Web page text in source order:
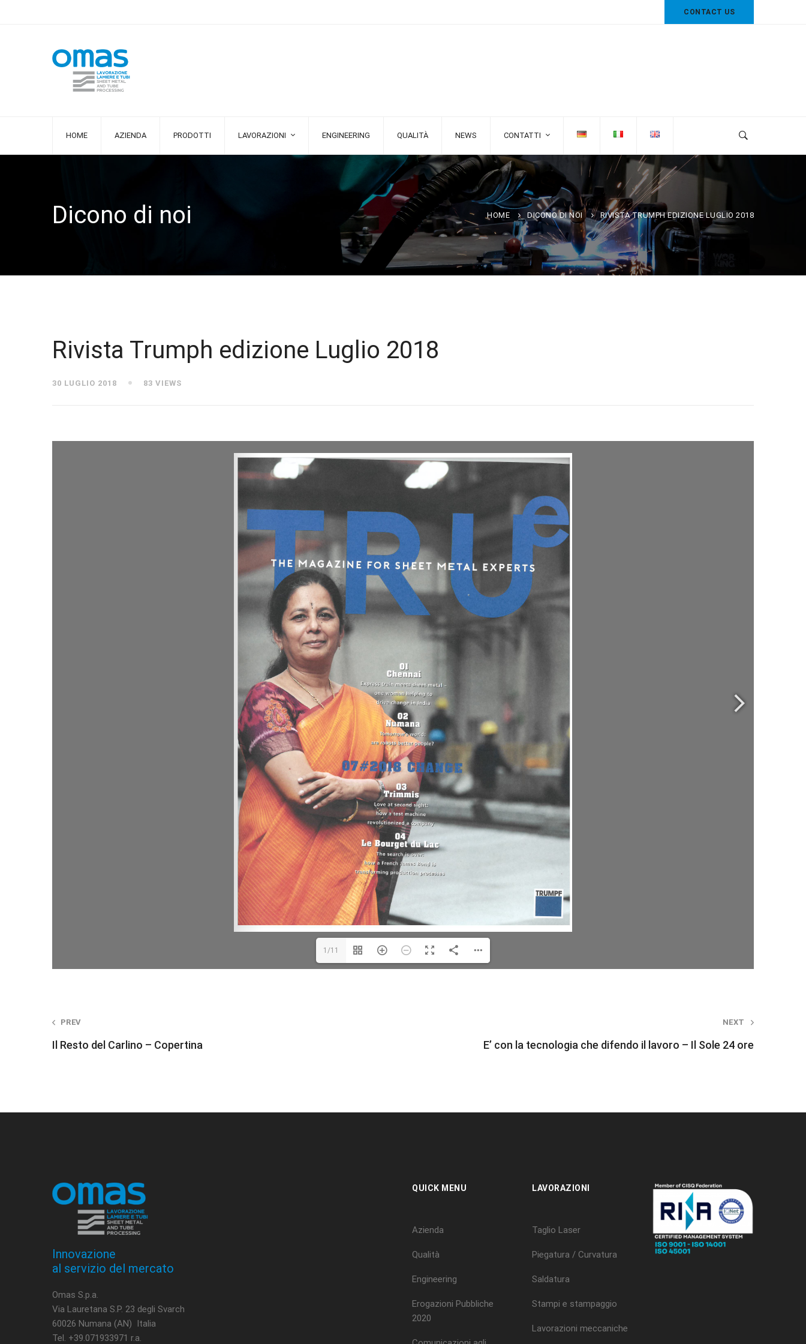
CONTACT US
HOME AZIENDA PRODOTTI LAVORAZIONI ENGINEERING QUALITÀ NEWS CONTATTI
Dicono di noi HOME DICONO DI NOI RIVISTA TRUMPH EDIZIONE LUGLIO 2018
Rivista Trumph edizione Luglio 2018
30 LUGLIO 2018 83 VIEWS
1/11
Post
navigation
PREV
Il Resto del Carlino – Copertina
NEXT
E’ con la tecnologia che difendo il lavoro – Il Sole 24 ore
Innovazione
al servizio del mercato
Omas S.p.a.
Via Lauretana S.P. 23 degli Svarch
60026 Numana (AN) Italia
Tel. +39.071933971 r.a.
QUICK MENU
Azienda
Qualità
Engineering
Erogazioni Pubbliche
2020
LAVORAZIONI
Taglio Laser
Piegatura / Curvatura
Saldatura
Stampi e stampaggio
Lavorazioni meccaniche